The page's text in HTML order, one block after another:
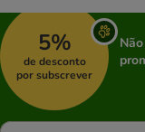
5%
de desconto
por subscrever